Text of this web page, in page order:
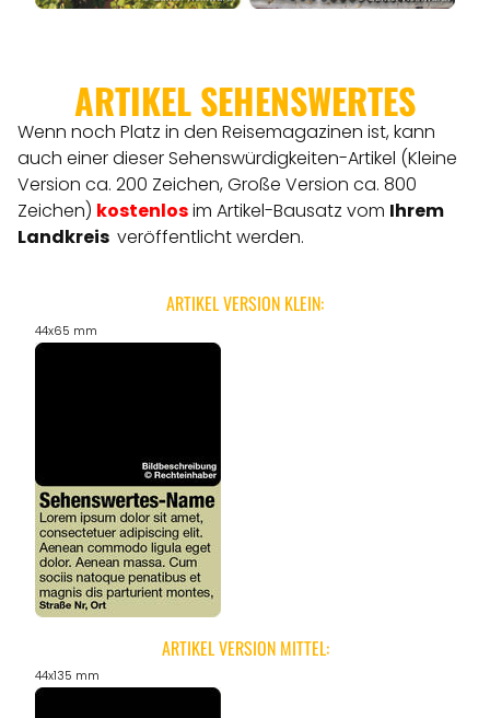
ARTIKEL SEHENSWERTES
Wenn noch Platz in den Reisemagazinen ist, kann
auch einer dieser Sehenswürdigkeiten-Artikel (Kleine
Version ca. 200 Zeichen, Große Version ca. 800
Zeichen) kostenlosim Artikel-Bausatz vom Ihrem
Landkreis veröffentlicht werden.
ARTIKEL VERSION KLEIN:
44x65 mm
ARTIKEL VERSION MITTEL:
44x135 mm